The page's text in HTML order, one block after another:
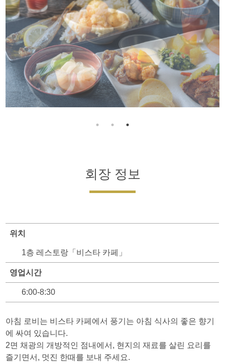
회장 정보
위치
1층 레스토랑「비스타 카페」
영업시간
6:00-8:30
아침 로비는 비스타 카페에서 풍기는 아침 식사의 좋은 향기
에 싸여 있습니다.
2면 채광의 개방적인 점내에서, 현지의 재료를 살린 요리를
즐기면서, 멋진 한때를 보내 주세요.